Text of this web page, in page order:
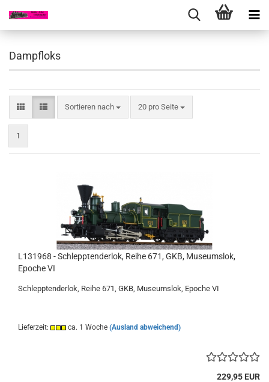
Dampfloks
Sortieren nach
Sortieren nach 20 pro Seite
pro Seite
1
L131968 - Schlepptenderlok, Reihe 671, GKB, Museumslok,
Epoche VI
Schlepptenderlok, Reihe 671, GKB, Museumslok, Epoche VI
Lieferzeit: ca. 1 Woche (Ausland abweichend)
229,95 EUR